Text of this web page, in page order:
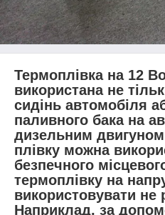
Термоплівка на 12
використана не
сидінь автомобіля
паливного бака на
дизельним
плівку можна
безпечного
термоплівку на
використовувати не
Наприклад, за